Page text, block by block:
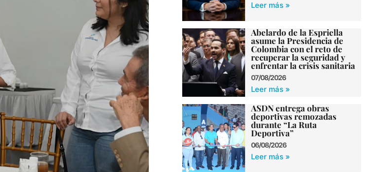
Leer más »
Abelardo de la Espriella
asume la Presidencia de
Colombia con el reto de
recuperar la seguridad y
enfrentar la crisis sanitaria
07/08/2026
Leer más »
ASDN entrega obras
deportivas remozadas
durante “La Ruta
Deportiva”
06/08/2026
Leer más »